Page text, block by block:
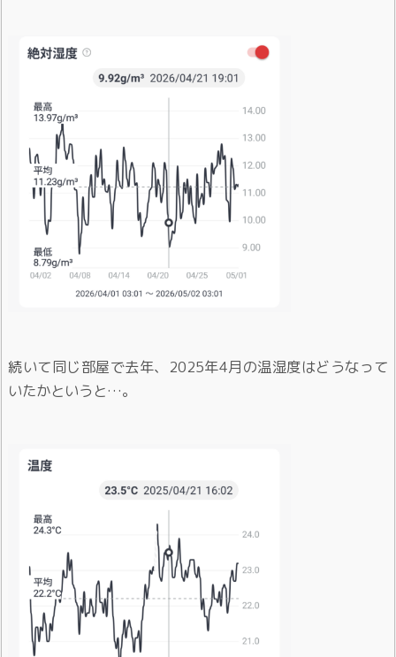
続いて同じ部屋で去年、2025年4月の温湿度はどうなって
いたかというと…。